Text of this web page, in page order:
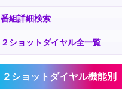
番組詳細検索
２ショットダイヤル全一覧
２ショットダイヤル機能別